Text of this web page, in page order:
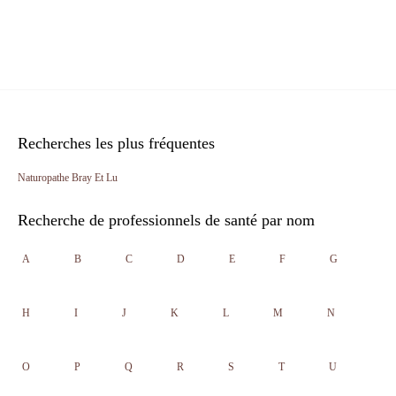
Recherches les plus fréquentes
Naturopathe Bray Et Lu
Recherche de professionnels de santé par nom
A B C D E F G
H I J K L M N
O P Q R S T U